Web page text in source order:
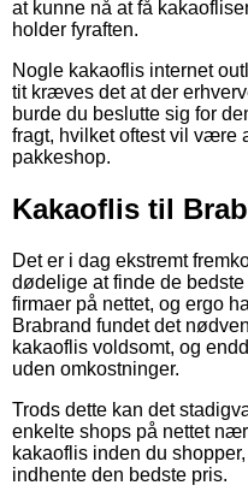
at kunne nå at få
holder fyraften.
Nogle kakaoflis internet
tit kræves det at der
burde du beslutte sig for
fragt, hvilket oftest vil være
pakkeshop.
Kakaoflis til
Det er i dag ekstremt
dødelige at finde de
firmaer på nettet, og ergo
Brabrand fundet det
kakaoflis voldsomt, og
uden omkostninger.
Trods dette kan det
enkelte shops på nettet
kakaoflis inden du
indhente den bedste pris.